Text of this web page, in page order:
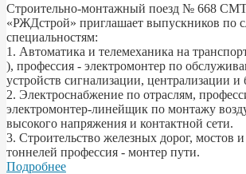
Строительно-монтажный поезд № 668
«РЖДстрой» приглашает выпускников по
специальностям:
1. Автоматика и телемеханика на
), профессия - электромонтер по
устройств сигнализации, централизации и
2. Электроснабжение по отраслям,
электромонтер-линейщик по монтажу
высокого напряжения и контактной сети.
3. Строительство железных дорог, мостов
тоннелей профессия - монтер пути.
Подробнее